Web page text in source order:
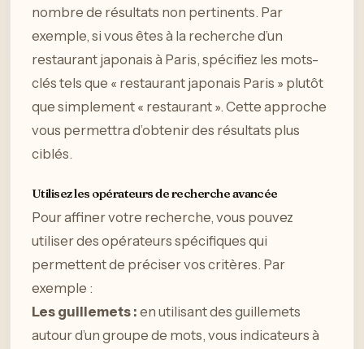
nombre de résultats non pertinents. Par
exemple, si vous êtes à la recherche d’un
restaurant japonais à Paris, spécifiez les mots-
clés tels que « restaurant japonais Paris » plutôt
que simplement « restaurant ». Cette approche
vous permettra d’obtenir des résultats plus
ciblés.
Utilisez les opérateurs de recherche avancée
Pour affiner votre recherche, vous pouvez
utiliser des opérateurs spécifiques qui
permettent de préciser vos critères. Par
exemple :
Les guillemets : en utilisant des guillemets
autour d’un groupe de mots, vous indicateurs à